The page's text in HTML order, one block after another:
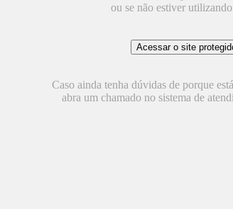
ou se não estiver
Caso ainda tenha dúvidas de porque
abra um chamado no sistema de